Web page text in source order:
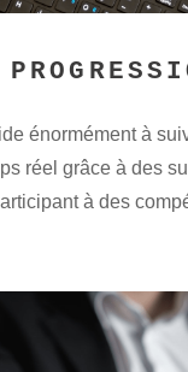
énormément à
réel grâce à des
à des